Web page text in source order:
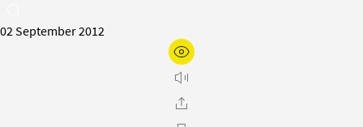
02 September 2012